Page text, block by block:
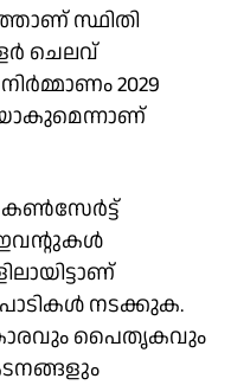
സ്ഥിതി
ചെലവ്
2029
നടക്കുക.
പൈതൃകവും